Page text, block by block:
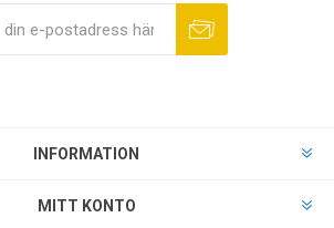
INFORMATION
MITT KONTO